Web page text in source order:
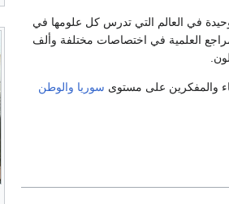
في العالم التي تدرس كل علومها في
العلمية في اختصاصات مختلفة وألف
والمفكرين على مستوى سوريا والوطن